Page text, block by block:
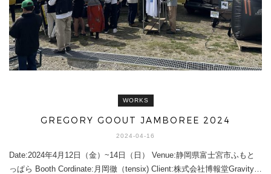
WORKS
GREGORY GOOUT JAMBOREE 2024
2024-04-16
Date:2024年4月12日（金）~14日（日） Venue:静岡県富士宮市ふもと
っぱら Booth Cordinate:月岡徹（tensix) Client:株式会社博報堂Gravity…